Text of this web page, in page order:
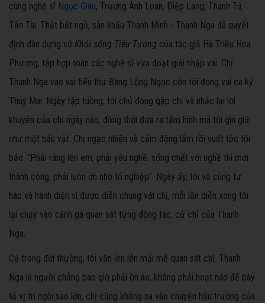
cùng nghệ sĩ Ngọc Giàu, Trương Ánh Loan, Diệp Lang, Thanh Tú,
Tấn Tài. Thật bất ngờ, sân khấu Thanh Minh - Thanh Nga đã quyết
định dàn dựng vở Khói sóng Tiêu Tương của tác giả Hà Triều Hoa
Phượng, tập hợp toàn các nghệ sĩ vừa đoạt giải nhập vai. Chị
Thanh Nga vào vai tiểu thư Bàng Lộng Ngọc còn tôi đóng vai ca kỹ
Thuý Mai. Ngày tập tuồng, tôi chủ động gặp chị và nhắc lại lời
khuyên của chị ngày nào, đồng thời đưa ra tấm hình mà tôi gìn giữ
như một báu vật. Chị ngạc nhiên và cảm động lắm rồi vuốt tóc tôi
bảo: "Phải ráng lên em, phải yêu nghề, sống chết với nghề thì mới
thành công, phải luôn ơn nhớ tổ nghiệp". Ngày ấy, tôi vô cùng tự
hào và hãnh diện vì được diễn chung với chị, mỗi lần diễn xong tôi
lại chạy vào cánh gà quan sát từng động tác, cử chỉ của Thanh
Nga.
Cả trong đời thường, tôi vẫn len lén mải mê quan sát chị. Thanh
Nga là người chẳng bao giờ phải ồn ào, không phải hoạt náo để bày
tỏ vị trí ngôi sao lớn, chị cũng không sa vào chuyện hậu trường của